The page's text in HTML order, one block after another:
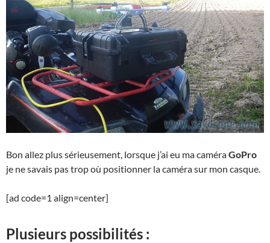
Bon allez plus sérieusement, lorsque j’ai eu ma caméraGoPro
je ne savais pas trop où positionner la caméra sur mon casque.
[ad code=1 align=center]
Plusieurs possibilités :